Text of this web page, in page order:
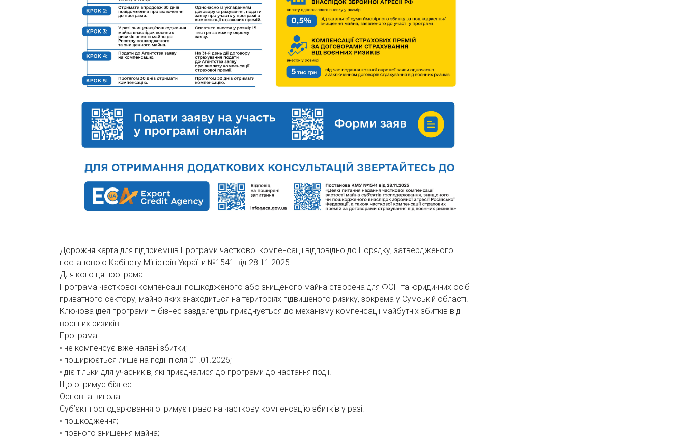
Дорожня карта для підприємців Програми часткової компенсації відповідно до Порядку, затвердженого
постановою Кабінету Міністрів України №1541 від 28.11.2025
Для кого ця програма
Програма часткової компенсації пошкодженого або знищеного майна створена для ФОП та юридичних осіб
приватного сектору, майно яких знаходиться на територіях підвищеного ризику, зокрема у Сумській області.
Ключова ідея програми – бізнес заздалегідь приєднується до механізму компенсації майбутніх збитків від
воєнних ризиків.
Програма:
• не компенсує вже наявні збитки;
• поширюється лише на події після 01.01.2026;
• діє тільки для учасників, які приєдналися до програми до настання події.
Що отримує бізнес
Основна вигода
Суб’єкт господарювання отримує право на часткову компенсацію збитків у разі:
• пошкодження;
• повного знищення майна;